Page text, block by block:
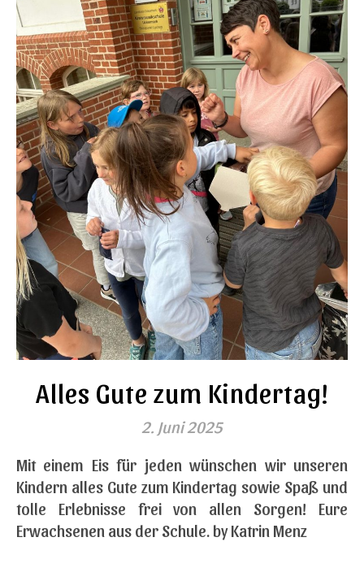
Alles Gute zum Kindertag!
2. Juni 2025
Mit einem Eis für jeden wünschen wir unseren
Kindern alles Gute zum Kindertag sowie Spaß und
tolle Erlebnisse frei von allen Sorgen! Eure
Erwachsenen aus der Schule. by Katrin Menz